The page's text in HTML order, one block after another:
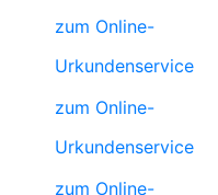
zum Online-
Urkundenservice
zum Online-
Urkundenservice
zum Online-